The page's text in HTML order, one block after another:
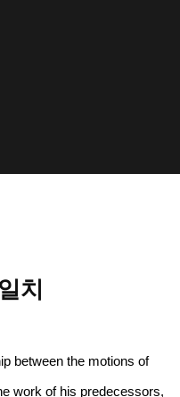
치
between the motions of
work of his predecessors,